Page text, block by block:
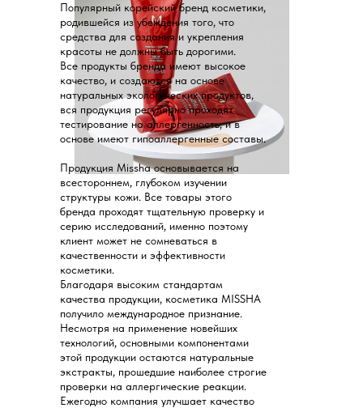
Популярный корейский бренд косметики,
родившейся из убеждения того, что
средства для создания и укрепления
красоты не должны быть дорогими.
Все продукты бренда имеют высокое
качество, и создаются на основе
натуральных экологических продуктов,
вся продукция регулярно проходят
тестирование на аллергенность, и в
основе имеют гипоаллергенные составы.
Продукция Missha основывается на
всестороннем, глубоком изучении
структуры кожи. Все товары этого
бренда проходят тщательную проверку и
серию исследований, именно поэтому
клиент может не сомневаться в
качественности и эффективности
косметики.
Благодаря высоким стандартам
качества продукции, косметика MISSHA
получило международное признание.
Несмотря на применение новейших
технологий, основными компонентами
этой продукции остаются натуральные
экстракты, прошедшие наиболее строгие
проверки на аллергические реакции.
Ежегодно компания улучшает качество